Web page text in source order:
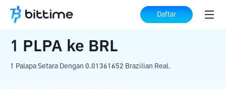
Daftar
Beranda Konverter Kripto ke BRL
1 PLPA ke BRL
1 Palapa Setara Dengan 0.01361652 Brazilian Real.